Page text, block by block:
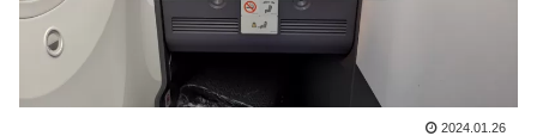
2024.01.26